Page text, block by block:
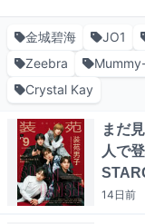
金城碧海 JO1
Zeebra
Crystal Kay
まだ
人で
14日前